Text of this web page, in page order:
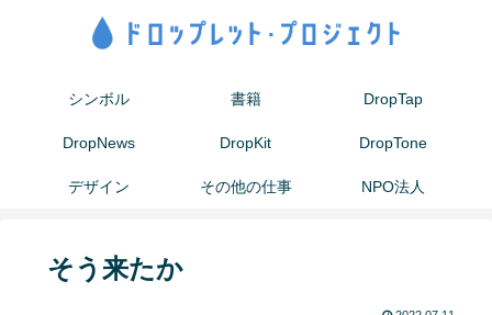
シンボル 書籍 DropTap
DropNews DropKit DropTone
デザイン その他の仕事 NPO法人
そう来たか